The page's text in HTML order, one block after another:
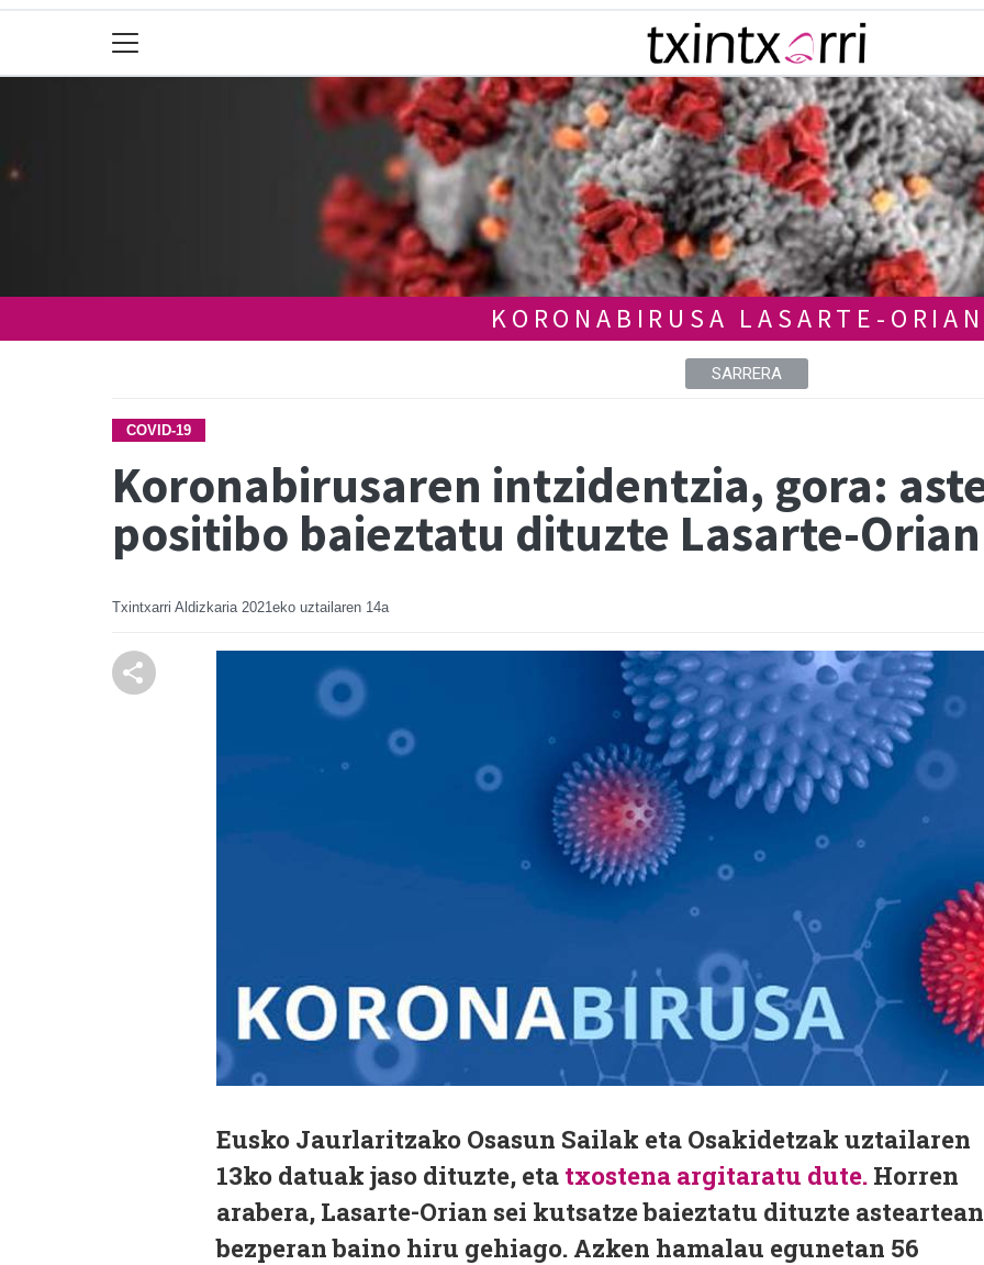
KORONABIRUSA LASARTE-ORIAN
SARRERA
COVID-19
Koronabirusaren intzidentzia, gora:
positibo baieztatu dituzte Lasarte-Orian
Txintxarri Aldizkaria 2021eko uztailaren 14a
Eusko Jaurlaritzako Osasun Sailak eta Osakidetzak uztailaren
13ko datuak jaso dituzte, eta txostena argitaratu dute. Horren
arabera, Lasarte-Orian sei kutsatze baieztatu dituzte
bezperan baino hiru gehiago. Azken hamalau egunetan 56